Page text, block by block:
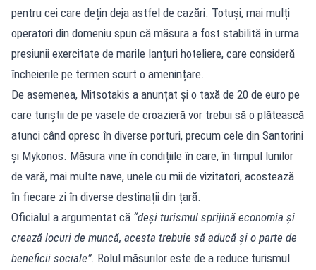
pentru cei care dețin deja astfel de cazări. Totuși, mai mulți
operatori din domeniu spun că măsura a fost stabilită în urma
presiunii exercitate de marile lanțuri hoteliere, care consideră
încheierile pe termen scurt o amenințare.
De asemenea, Mitsotakis a anunțat și o taxă de 20 de euro pe
care turiștii de pe vasele de croazieră vor trebui să o plătească
atunci când opresc în diverse porturi, precum cele din Santorini
și Mykonos. Măsura vine în condițiile în care, în timpul lunilor
de vară, mai multe nave, unele cu mii de vizitatori, acostează
în fiecare zi în diverse destinații din țară.
Oficialul a argumentat că “deși turismul sprijină economia și
crează locuri de muncă, acesta trebuie să aducă și o parte de
beneficii sociale”. Rolul măsurilor este de a reduce turismul